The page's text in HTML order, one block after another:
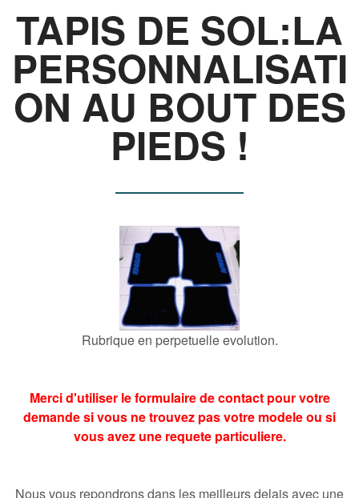
TAPIS DE SOL:LA
PERSONNALISATI
ON AU BOUT DES
PIEDS !
Rubrique en perpetuelle evolution.
Merci d'utiliser le formulaire de contact pour votre
demande si vous ne trouvez pas votre modele ou si
vous avez une requete particuliere.
Nous vous repondrons dans les meilleurs delais avec une